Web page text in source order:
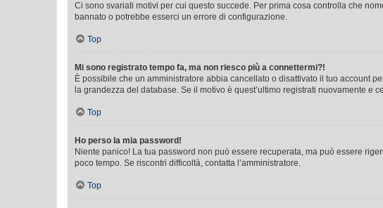
Ci sono svariati motivi per cui questo succede. Per prima cosa controlla che
bannato o potrebbe esserci un errore di configurazione.
Top
Mi sono registrato tempo fa, ma non riesco più a connettermi?!
È possibile che un amministratore abbia cancellato o disattivato il tuo account
la grandezza del database. Se il motivo è quest’ultimo registrati nuovamente e
Top
Ho perso la mia password!
Niente panico! La tua password non può essere recuperata, ma può essere
poco tempo. Se riscontri difficoltà, contatta l’amministratore.
Top